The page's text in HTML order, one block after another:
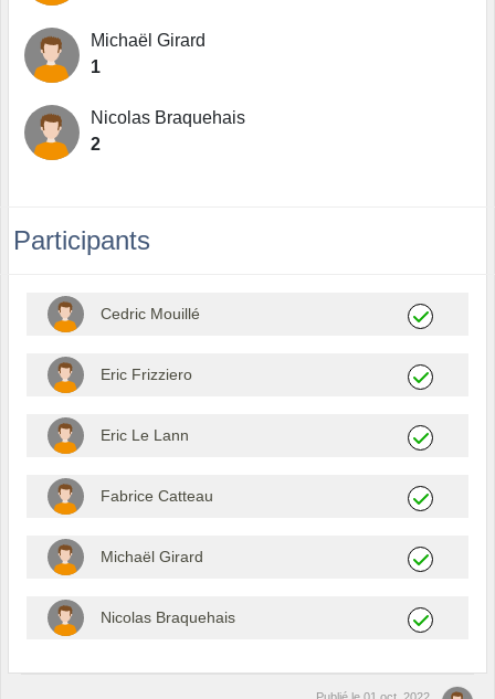
Michaël Girard
1
Nicolas Braquehais
2
Participants
Cedric Mouillé
Eric Frizziero
Eric Le Lann
Fabrice Catteau
Michaël Girard
Nicolas Braquehais